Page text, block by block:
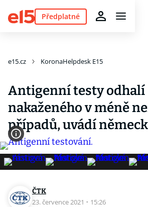
Předplatné
e15.cz KoronaHelpdesk E15
Antigenní testy odhalí
nakaženého v méně
případů, uvádí
ČTK
23. července 2021 · 15:26